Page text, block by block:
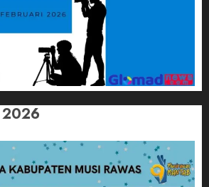
2026